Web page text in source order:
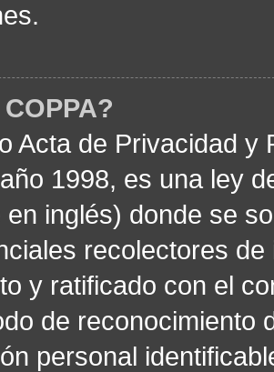
Acta de Privacidad
1998, es una ley
en inglés) donde se
recolectores
y ratificado con el
de reconocimiento
personal